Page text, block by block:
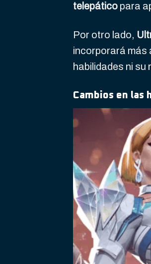
telepático para
Por otro lado,
incorporará más
habilidades ni su
Cambios en las